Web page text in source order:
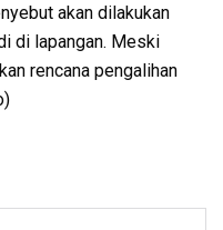
akan dilakukan
di lapangan. Meski
rencana pengalihan